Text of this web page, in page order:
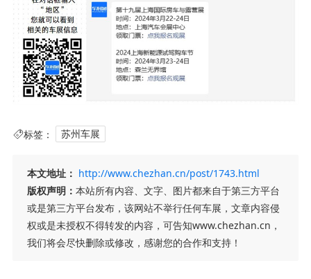
标签： 苏州车展
本文地址： http://www.chezhan.cn/post/1743.html
版权声明： 本站所有内容、文字、图片都来自于第三方平台
或是第三方平台发布，该网站不举行任何车展，文章内容侵
权或是未授权不得转发的内容，可告知www.chezhan.cn，
我们将会尽快删除或修改，感谢您的合作和支持！